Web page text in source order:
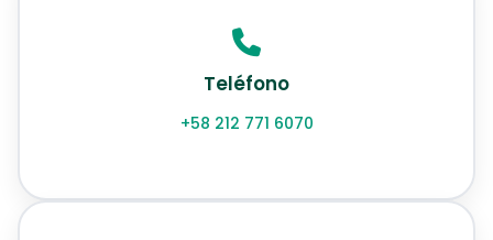
Teléfono
+58 212 771 6070